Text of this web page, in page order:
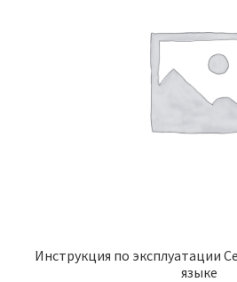
Инструкция по эксплуатации
языке